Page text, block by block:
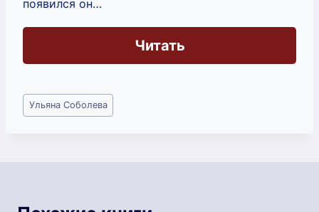
появился он…
Читать
Метки
записи:
Ульяна Соболева